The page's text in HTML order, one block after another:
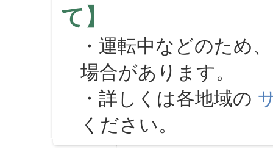
て】
・運転中などのため
場合があります。
・詳しくは各地域の
ください。